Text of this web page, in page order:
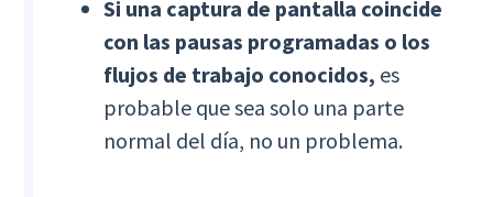
Si una captura de pantalla coincide
con las pausas programadas o los
flujos de trabajo conocidos, es
probable que sea solo una parte
normal del día, no un problema.